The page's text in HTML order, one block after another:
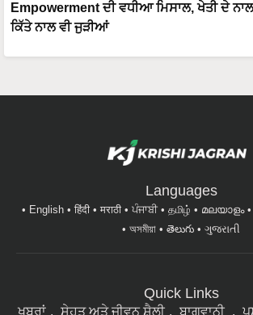
Empowerment ਦੀ ਵਧੀਆ ਮਿਸਾਲ, ਖੇਤੀ ਦੇ
ਕਿੱਤੇ ਨਾਲ ਵੀ ਜੁੜੀਆਂ
Languages
English हिंदी मराठी ਪੰਜਾਬੀ தமிழ் മലയാളം
অসমীয়া
తెలుగు ગુજરાતી
Quick Links
ਖਬਰਾਂ ਸੇਹਤ ਅਤੇ ਜੀਵਨ ਸ਼ੈਲੀ ਬਾਗਵਾਨੀ